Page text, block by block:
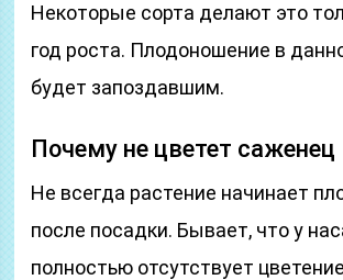
Некоторые сорта делают это
год роста. Плодоношение в
будет запоздавшим.
Почему не цветет саженец
Не всегда растение начинает
после посадки. Бывает, что у
полностью отсутствует